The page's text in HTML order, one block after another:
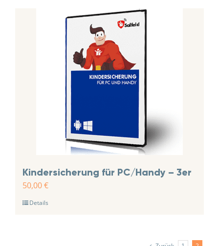
Kindersicherung für PC/Handy – 3er
50,00€
Details